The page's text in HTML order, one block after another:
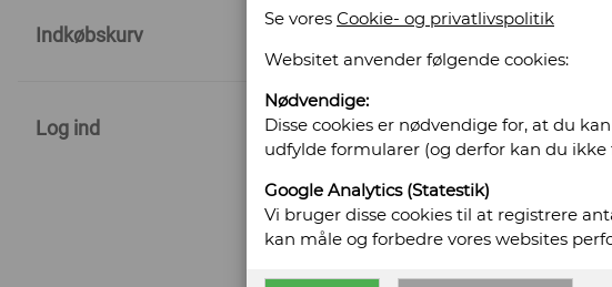
Indkøbskurv
Log ind
Sælges af: Als -
Stavensbølgade 4 Augustenborg
6440 Augustenborg
Telefonnr: 31714216
CVR/SE: 31551331
Hjemmeside:https://
Se vores Cookie- og privatlivspolitik
Websitet anvender følgende cookies:
Nødvendige:
Disse cookies er nødvendige for, at du
udfylde formularer (og derfor kan du
Google Analytics (Statestik)
Vi bruger disse cookies til at registrere
kan måle og forbedre vores websites